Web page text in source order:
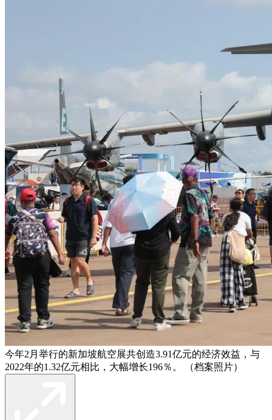
今年2月举行的新加坡航空展共创造3.91亿元的经济效益，与
2022年的1.32亿元相比，大幅增长196％。 （档案照片）